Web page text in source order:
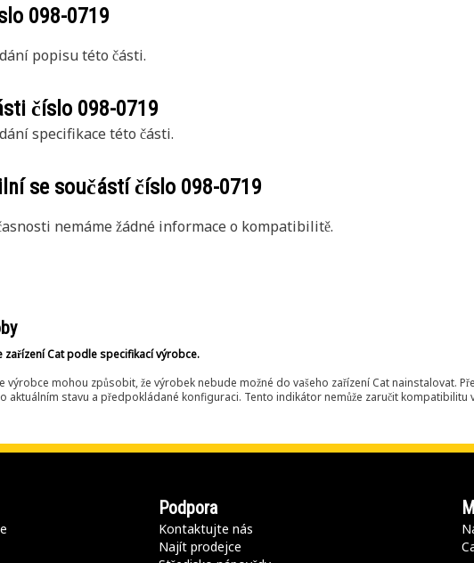
098-0719
popisu této části.
číslo 098-0719
specifikace této části.
se součástí číslo 098-0719
nemáme žádné informace o kompatibilitě.
zařízení Cat podle specifikací výrobce.
výrobce mohou způsobit, že výrobek nebude možné do vašeho zařízení Cat nainstalovat.
aktuálním stavu a předpokládané konfiguraci. Tento indikátor nemůže zaručit kompatibilitu
Podpora
Kontaktujte nás
Najít prodejce